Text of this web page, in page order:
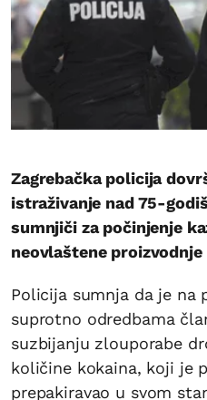
Zagrebačka policija
istraživanje nad 75-
sumnjiči za počinjenje
neovlaštene
Policija sumnja da je na
suprotno odredbama
suzbijanju zlouporabe
količine kokaina, koji je
prepakiravao u svom